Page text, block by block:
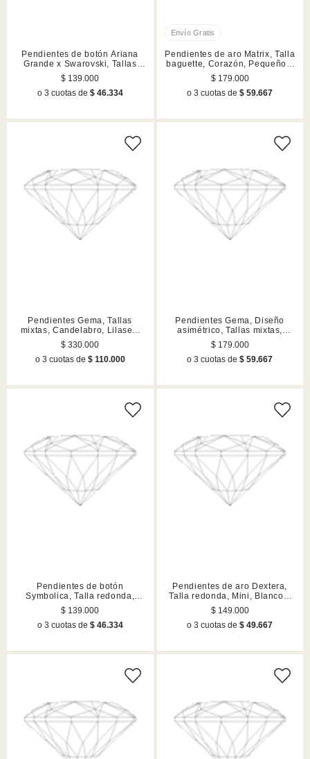
Pendientes de botón Ariana
Grande x Swarovski, Tallas
mixtas, Corazón, Blancos,
Acabado en rodio
$ 139.000
o 3 cuotas de $ 46.334
Pendientes de aro Matrix, Talla
baguette, Corazón, Pequeños,
Blancos, Acabado en rodio
$ 179.000
o 3 cuotas de$ 59.667
Pendientes Gema, Tallas
mixtas, Candelabro, Lilases,
Acabado en tono oro
$ 330.000
o 3 cuotas de $ 110.000
Pendientes Gema, Diseño
asimétrico, Tallas mixtas,
Lilases, Acabado en tono oro
$ 179.000
o 3 cuotas de$ 59.667
Pendientes de botón
Symbolica, Talla redonda,
Pavé, Herradura, Azules,
Acabado en rodio
$ 139.000
o 3 cuotas de $ 46.334
Pendientes de aro Dextera,
Talla redonda, Mini, Blancos,
Acabado en tono oro
$ 149.000
o 3 cuotas de$ 49.667